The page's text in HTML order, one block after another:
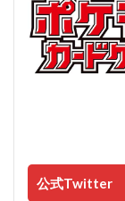
公式Twitter